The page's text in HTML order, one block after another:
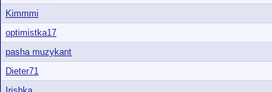
Kimmmi
optimistka17
pasha muzykant
Dieter71